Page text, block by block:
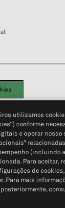
Portal de privacidade do
Pessoais©
utilizamos
conforme
e operar nosso
(incluindo
Para aceitar,
de
Para mais